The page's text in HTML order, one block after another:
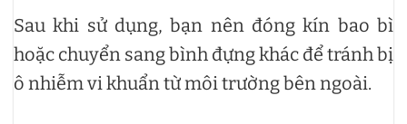
Sau khi sử dụng, bạn nên đóng kín bao bì
hoặc chuyển sang bình đựng khác để tránh bị
ô nhiễm vi khuẩn từ môi trường bên ngoài.